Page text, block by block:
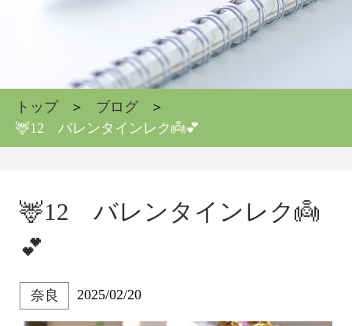
トップ
ブログ
🦌12 バレンタインレク👼💕
🦌12 バレンタインレク👼
💕
奈良 2025/02/20